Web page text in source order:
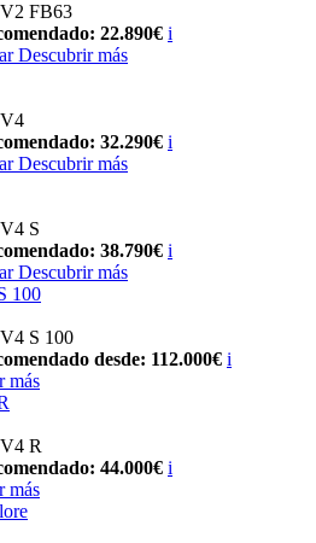
FB63
22.890€ i
Descubrir más
32.290€ i
Descubrir más
S
38.790€ i
Descubrir más
100
S 100
desde: 112.000€ i
más
R
44.000€ i
más